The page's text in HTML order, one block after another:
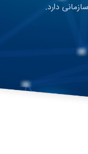
دارد.